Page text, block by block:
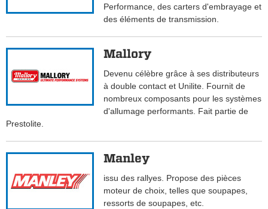
Performance, des carters d'embrayage et
des éléments de transmission.
Mallory
Devenu célèbre grâce à ses distributeurs
à double contact et Unilite. Fournit de
nombreux composants pour les systèmes
d'allumage performants. Fait partie de
Prestolite.
Manley
issu des rallyes. Propose des pièces
moteur de choix, telles que soupapes,
ressorts de soupapes, etc.